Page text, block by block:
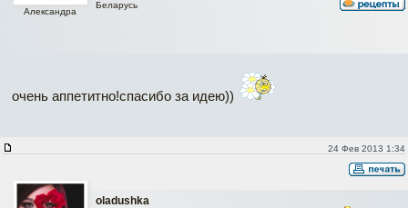
Александра
Беларусь
очень аппетитно!спасибо за идею))
24 Фев 2013 1:34
oladushka